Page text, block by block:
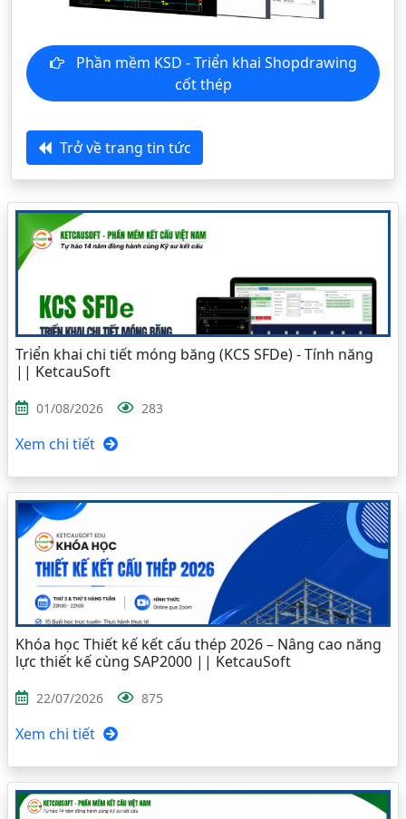
Phần mềm KSD - Triển khai Shopdrawing
cốt thép
Trở về trang tin tức
Triển khai chi tiết móng băng (KCS SFDe) - Tính năng
|| KetcauSoft
01/08/2026 283
Xem chi tiết
Khóa học Thiết kế kết cấu thép 2026 – Nâng cao năng
lực thiết kế cùng SAP2000 || KetcauSoft
22/07/2026 875
Xem chi tiết